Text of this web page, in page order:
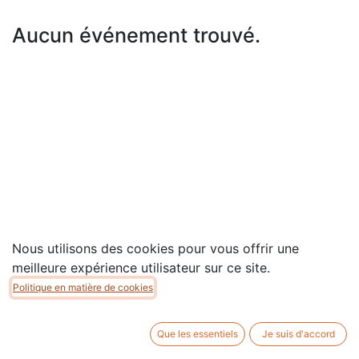
Aucun événement trouvé.
- Le #1Open Source eCommerce
Nous utilisons des cookies pour vous offrir une
meilleure expérience utilisateur sur ce site.
Politique en matière de cookies
Que les essentiels Je suis d'accord